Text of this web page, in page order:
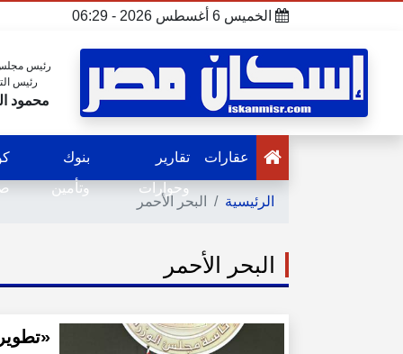
الخميس 6 أغسطس 2026 - 06:29
رئيس مجلس
رئيس
محمود
عقارات
تقارير
وحوارات
بنوك
وتأمين
الرئيسية البحر الأحمر
البحر الأحمر